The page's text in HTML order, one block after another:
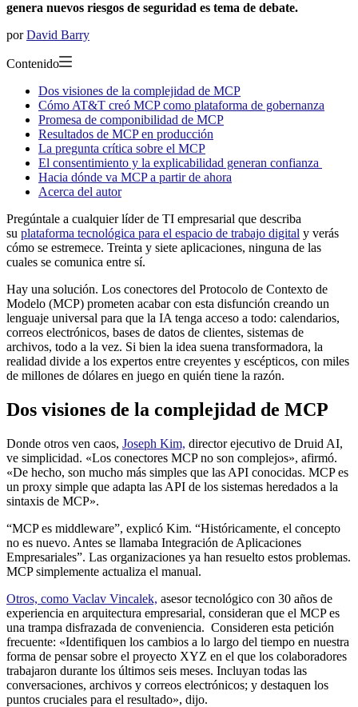
genera nuevos riesgos de seguridad es tema de debate.
porDavid Barry
Contenido
Dos visiones de la complejidad de MCP
Cómo AT&T creó MCP como plataforma de gobernanza
Promesa de componibilidad de MCP
Resultados de MCP en producción
La pregunta crítica sobre el MCP
El consentimiento y la explicabilidad generan confianza
Hacia dónde va MCP a partir de ahora
Acerca del autor
Pregúntale a cualquier líder de TI empresarial que describa
su plataforma tecnológica para el espacio de trabajo digital y verás
cómo se estremece. Treinta y siete aplicaciones, ninguna de las
cuales se comunica entre sí.
Hay una solución. Los conectores del Protocolo de Contexto de
Modelo (MCP) prometen acabar con esta disfunción creando un
lenguaje universal para que la IA tenga acceso a todo: calendarios,
correos electrónicos, bases de datos de clientes, sistemas de
archivos, todo a la vez. Si bien la idea suena transformadora, la
realidad divide a los expertos entre creyentes y escépticos, con miles
de millones de dólares en juego en quién tiene la razón.
Dos visiones de la complejidad de MCP
Donde otros ven caos, Joseph Kim, director ejecutivo de Druid AI,
ve simplicidad. «Los conectores MCP no son complejos», afirmó.
«De hecho, son mucho más simples que las API conocidas. MCP es
un proxy simple que adapta las API de los sistemas heredados a la
sintaxis de MCP».
“MCP es middleware”, explicó Kim. “Históricamente, el concepto
no es nuevo. Antes se llamaba Integración de Aplicaciones
Empresariales”. Las organizaciones ya han resuelto estos problemas.
MCP simplemente actualiza el manual.
Otros, como Vaclav Vincalek, asesor tecnológico con 30 años de
experiencia en arquitectura empresarial, consideran que el MCP es
una trampa disfrazada de conveniencia. Consideren esta petición
frecuente: «Identifiquen los cambios a lo largo del tiempo en nuestra
forma de pensar sobre el proyecto XYZ en el que los colaboradores
trabajaron durante los últimos seis meses. Incluyan todas las
conversaciones, archivos y correos electrónicos; y destaquen los
puntos cruciales para el resultado», dijo.